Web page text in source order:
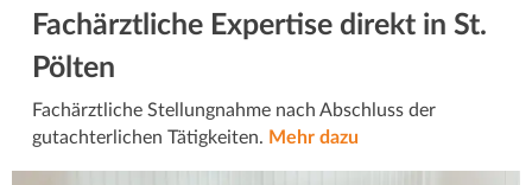
Fachärztliche Expertise direkt in St.
Pölten
Fachärztliche Stellungnahme nach Abschluss der
gutachterlichen Tätigkeiten. Mehr dazu